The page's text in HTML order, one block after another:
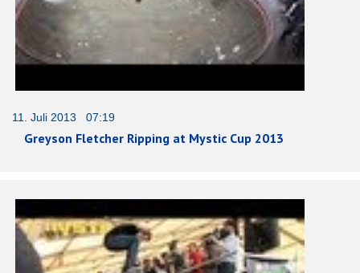
11. Juli 2013 07:19
Greyson Fletcher Ripping at Mystic Cup 2013